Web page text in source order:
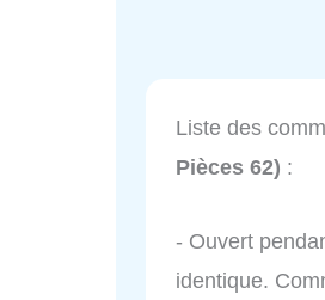
Liste des
Pièces 62) :
- Ouvert
identique.